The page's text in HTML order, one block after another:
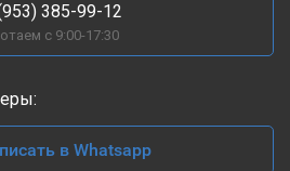
385-99-12
с 9:00-17:30
в Whatsapp